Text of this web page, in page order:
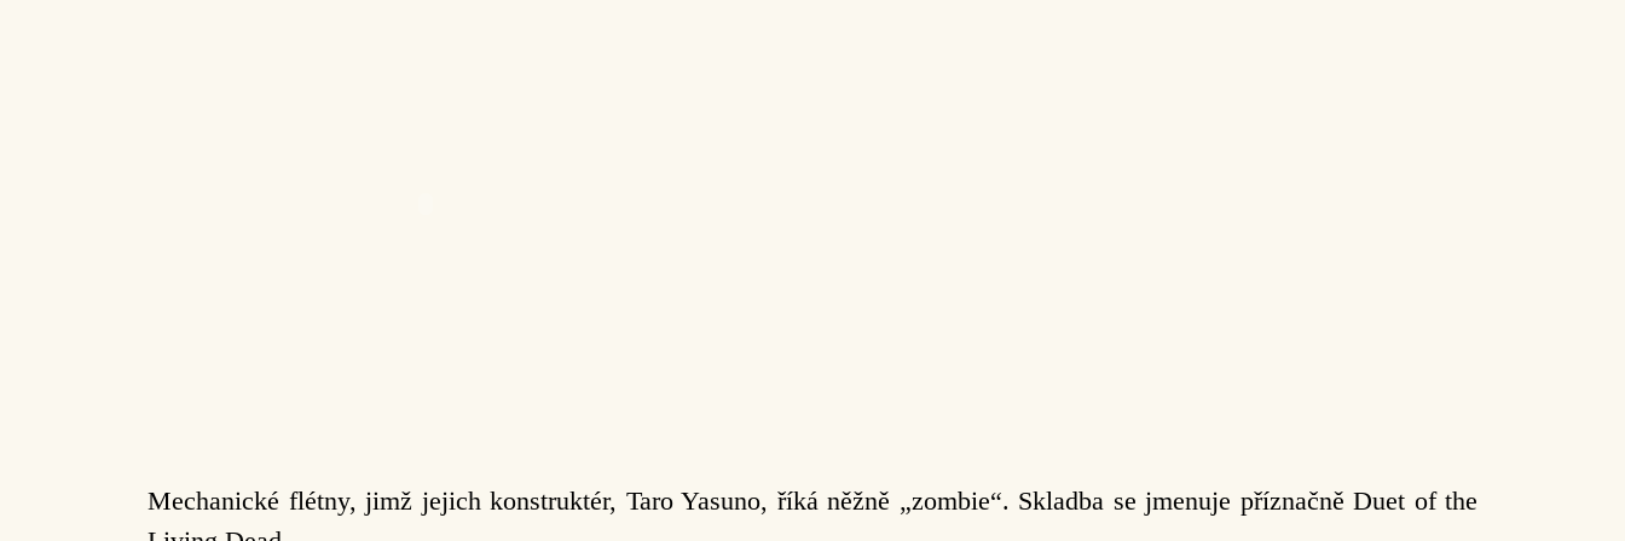
Mechanické flétny, jimž jejich konstruktér, Taro Yasuno, říká něžně „zombie“. Skladba se jmenuje příznačně Duet of the